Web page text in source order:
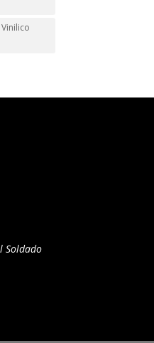
Soldado